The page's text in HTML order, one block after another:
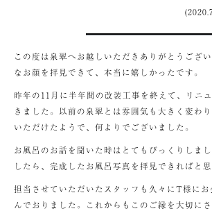
この度は泉翠へお越しいただきありがとうござ
なお顔を拝見できて、本当に嬉しかったです。
昨年の11月に半年間の改装工事を終えて、リニ
きました。以前の泉翠とは雰囲気も大きく変わ
いただけたようで、何よりでございました。
お風呂のお話を聞いた時はとてもびっくりしま
したら、完成したお風呂写真を拝見できればと思
担当させていただいたスタッフも久々にT様に
んでおりました。これからもこのご縁を大切に